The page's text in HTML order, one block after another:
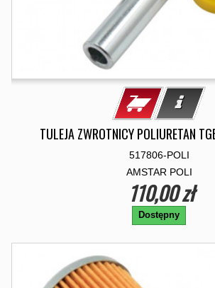
TULEJA ZWROTNICY POLIURETAN
517806-POLI
AMSTAR POLI
110,00 zł
Dostępny